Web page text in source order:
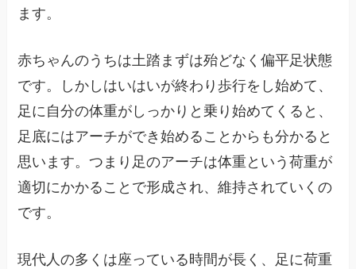
ます。
赤ちゃんのうちは土踏まずは殆どなく偏平足状態
です。しかしはいはいが終わり歩行をし始めて、
足に自分の体重がしっかりと乗り始めてくると、
足底にはアーチができ始めることからも分かると
思います。つまり足のアーチは体重という荷重が
適切にかかることで形成され、維持されていくの
です。
現代人の多くは座っている時間が長く、足に荷重